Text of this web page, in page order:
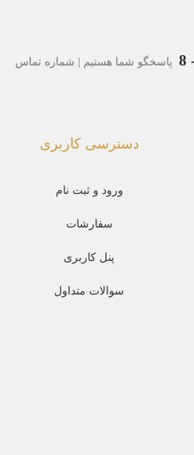
پاسخگو شما هستیم | شماره تماس
دسترسی کاربری
ورود و ثبت نام
سفارشات
پنل کاربری
سوالات متداول